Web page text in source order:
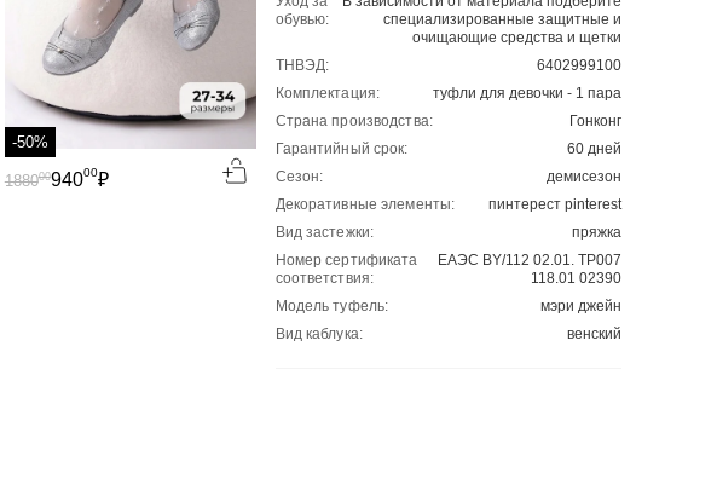
-50%
94000₽
188000
-50%
203600
-50%
1104
220800
обувью:
специализированные защитные и
очищающие средства и щетки
ТНВЭД:
6402999100
Комплектация:
туфли для девочки - 1 пара
Страна производства:
Гонконг
Гарантийный срок:
60 дней
Сезон:
демисезон
Декоративные элементы:
пинтерест pinterest
Вид застежки:
пряжка
Номер сертификата
соответствия:
ЕАЭС BY/112 02.01. ТР007
118.01 02390
Модель туфель:
мэри джейн
Вид каблука:
венский